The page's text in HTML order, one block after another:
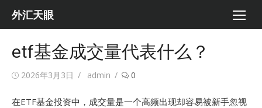
Skip
外汇天眼
etf基金成交量代表什么？
Posted
2026年3月3日 Author
admin 0
在ETF基金投资中，成交量是一个高频出现却容易被新手忽视